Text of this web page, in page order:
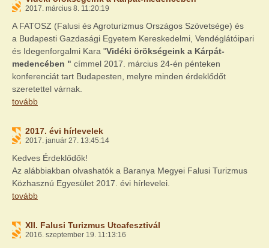
2017. március 8. 11:20:19
A FATOSZ (Falusi és Agroturizmus Országos Szövetsége) és
a Budapesti Gazdasági Egyetem Kereskedelmi, Vendéglátóipari
és Idegenforgalmi Kara "Vidéki örökségeink a Kárpát-
medencében " címmel 2017. március 24-én pénteken
konferenciát tart Budapesten, melyre minden érdeklődőt
szeretettel várnak.
tovább
2017. évi hírlevelek
2017. január 27. 13:45:14
Kedves Érdeklődők!
Az alábbiakban olvashatók a Baranya Megyei Falusi Turizmus
Közhasznú Egyesület 2017. évi hírlevelei.
tovább
XII. Falusi Turizmus Utcafesztivál
2016. szeptember 19. 11:13:16